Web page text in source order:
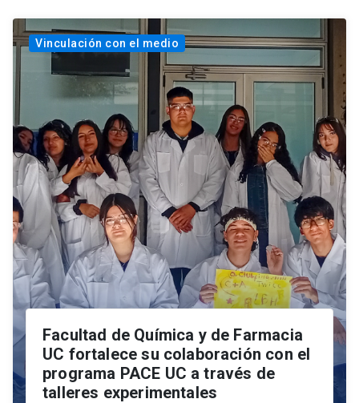
Vinculación con el medio
Facultad de Química y de Farmacia
UC fortalece su colaboración con el
programa PACE UC a través de
talleres experimentales